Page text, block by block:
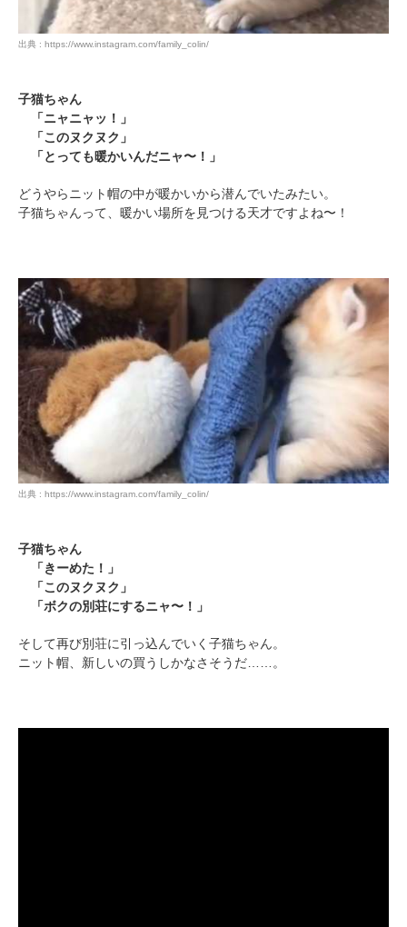
出典 : https://www.instagram.com/family_colin/
子猫ちゃん
「ニャニャッ！」
「このヌクヌク」
「とっても暖かいんだニャ〜！」
どうやらニット帽の中が暖かいから潜んでいたみたい。
子猫ちゃんって、暖かい場所を見つける天才ですよね〜！
出典 : https://www.instagram.com/family_colin/
子猫ちゃん
「きーめた！」
「このヌクヌク」
「ボクの別荘にするニャ〜！」
そして再び別荘に引っ込んでいく子猫ちゃん。
ニット帽、新しいの買うしかなさそうだ……。
いぬ部をフォロー
PECOアプリをダウンロード済みの方
アプリで開く
アプリをダウンロードする